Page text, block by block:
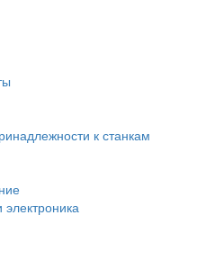
к станкам
электроника